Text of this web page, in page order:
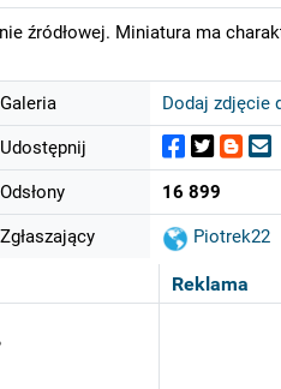
źródłowej. Miniatura ma
Galeria Dodaj zdjęcie
Udostępnij
Odsłony 16 899
Zgłaszający Piotrek22
Reklama